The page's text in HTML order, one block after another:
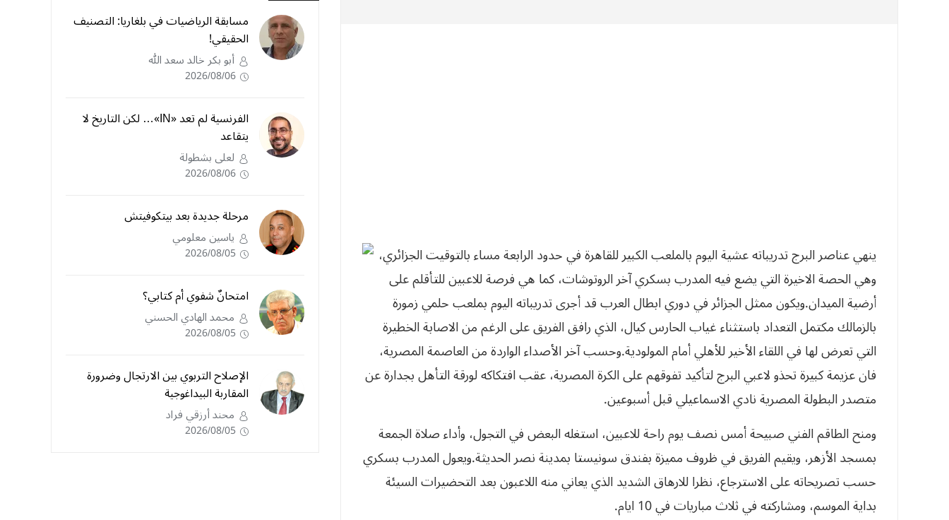
ينهي عناصر البرج تدريباته عشية اليوم بالملعب الكبير للقاهرة في حدود الرابعة مساء بالتوقيت الجزائري،
وهي الحصة الاخيرة التي يضع فيه المدرب بسكري آخر الروتوشات، كما هي فرصة للاعبين للتأقلم على
أرضية الميدان.ويكون ممثل الجزائر في دوري ابطال العرب قد أجرى تدريباته اليوم بملعب حلمي زمورة
بالزمالك مكتمل التعداد باستثناء غياب الحارس كيال، الذي رافق الفريق على الرغم من الاصابة الخطيرة
التي تعرض لها في اللقاء الأخير للأهلي أمام المولودية.وحسب آخر الأصداء الواردة من العاصمة المصرية،
فان عزيمة كبيرة تحذو لاعبي البرج لتأكيد تفوقهم على الكرة المصرية، عقب افتكاكه لورقة التأهل بجدارة عن
متصدر البطولة المصرية نادي الاسماعيلي قبل أسبوعين.
ومنح الطاقم الفني صبيحة أمس نصف يوم راحة للاعبين، استغله البعض في التجول، وأداء صلاة الجمعة
بمسجد الأزهر، ويقيم الفريق في ظروف مميزة بفندق سونيستا بمدينة نصر الحديثة.ويعول المدرب بسكري
حسب تصريحاته على الاسترجاع، نظرا للارهاق الشديد الذي يعاني منه اللاعبون بعد التحضيرات السيئة
بداية الموسم، ومشاركته في ثلاث مباريات في 10 ايام.
مسابقة الرياضيات في بلغاريا: التصنيف
الحقيقي!
أبو بكر خالد سعد الله
2026/08/06
الفرنسية لم تعد «IN»… لكن التاريخ لا
يتقاعد
لعلى بشطولة
2026/08/06
مرحلة جديدة بعد بيتكوفيتش
ياسين معلومي
2026/08/05
امتحانٌ شفوي أم كتابي؟
محمد الهادي الحسني
2026/08/05
الإصلاح التربوي بين الارتجال وضرورة
المقاربة البيداغوجية
محند أرزقي فراد
2026/08/05